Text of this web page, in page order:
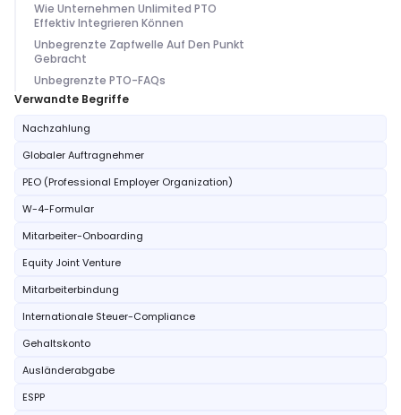
Wie Unternehmen Unlimited PTO
Effektiv Integrieren Können
Unbegrenzte Zapfwelle Auf Den Punkt
Gebracht
Unbegrenzte PTO-FAQs
Verwandte Begriffe
Nachzahlung
Globaler Auftragnehmer
PEO (Professional Employer Organization)
W-4-Formular
Mitarbeiter-Onboarding
Equity Joint Venture
Mitarbeiterbindung
Internationale Steuer-Compliance
Gehaltskonto
Ausländerabgabe
ESPP